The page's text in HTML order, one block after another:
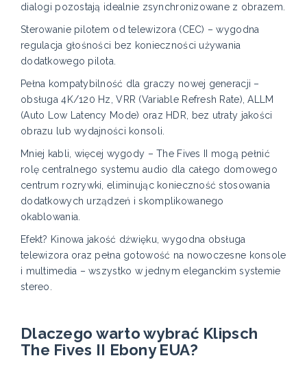
dialogi pozostają idealnie zsynchronizowane z obrazem.
Sterowanie pilotem od telewizora (CEC) – wygodna
regulacja głośności bez konieczności używania
dodatkowego pilota.
Pełna kompatybilność dla graczy nowej generacji –
obsługa 4K/120 Hz, VRR (Variable Refresh Rate), ALLM
(Auto Low Latency Mode) oraz HDR, bez utraty jakości
obrazu lub wydajności konsoli.
Mniej kabli, więcej wygody – The Fives II mogą pełnić
rolę centralnego systemu audio dla całego domowego
centrum rozrywki, eliminując konieczność stosowania
dodatkowych urządzeń i skomplikowanego
okablowania.
Efekt? Kinowa jakość dźwięku, wygodna obsługa
telewizora oraz pełna gotowość na nowoczesne konsole
i multimedia – wszystko w jednym eleganckim systemie
stereo.
Dlaczego warto wybrać Klipsch
The Fives II Ebony EUA?